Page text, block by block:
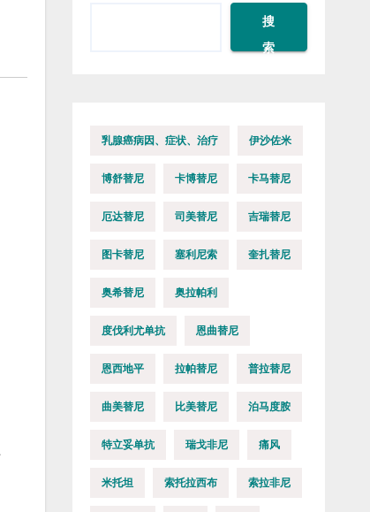
搜
索
乳腺癌病因、症状、治疗 伊沙佐米
博舒替尼 卡博替尼 卡马替尼
厄达替尼 司美替尼 吉瑞替尼
图卡替尼 塞利尼索 奎扎替尼
奥希替尼 奥拉帕利
度伐利尤单抗 恩曲替尼
恩西地平 拉帕替尼 普拉替尼
曲美替尼 比美替尼 泊马度胺
特立妥单抗 瑞戈非尼 痛风
米托坦 索托拉西布 索拉非尼